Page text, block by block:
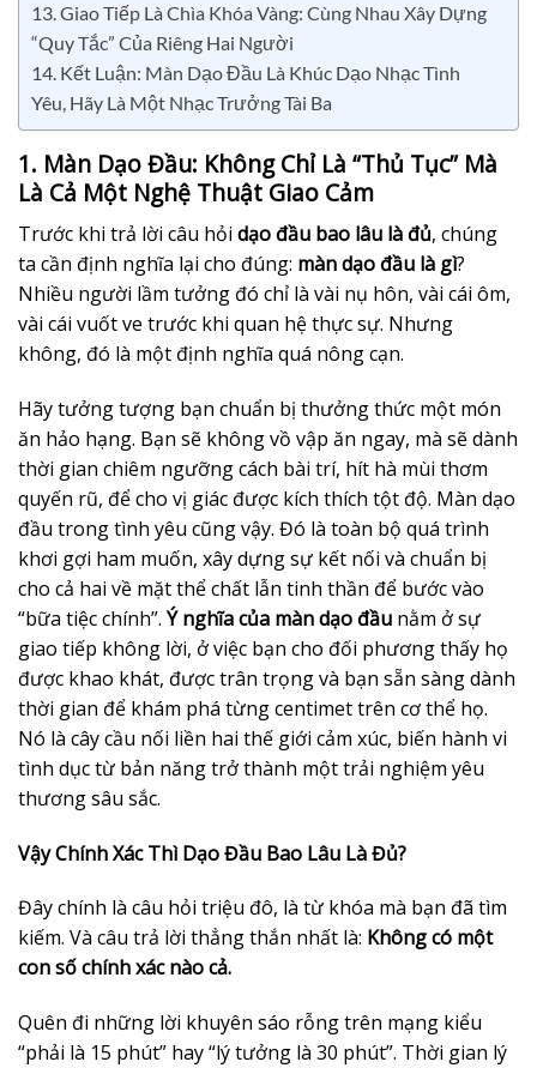
13. Giao Tiếp Là Chìa Khóa Vàng: Cùng Nhau Xây Dựng
“Quy Tắc” Của Riêng Hai Người
14. Kết Luận: Màn Dạo Đầu Là Khúc Dạo Nhạc Tình
Yêu, Hãy Là Một Nhạc Trưởng Tài Ba
1. Màn Dạo Đầu: Không Chỉ Là “Thủ Tục” Mà
Là Cả Một Nghệ Thuật Giao Cảm
Trước khi trả lời câu hỏi dạo đầu bao lâu là đủ, chúng
ta cần định nghĩa lại cho đúng: màn dạo đầu là gì?
Nhiều người lầm tưởng đó chỉ là vài nụ hôn, vài cái ôm,
vài cái vuốt ve trước khi quan hệ thực sự. Nhưng
không, đó là một định nghĩa quá nông cạn.
Hãy tưởng tượng bạn chuẩn bị thưởng thức một món
ăn hảo hạng. Bạn sẽ không vồ vập ăn ngay, mà sẽ dành
thời gian chiêm ngưỡng cách bài trí, hít hà mùi thơm
quyến rũ, để cho vị giác được kích thích tột độ. Màn dạo
đầu trong tình yêu cũng vậy. Đó là toàn bộ quá trình
khơi gợi ham muốn, xây dựng sự kết nối và chuẩn bị
cho cả hai về mặt thể chất lẫn tinh thần để bước vào
“bữa tiệc chính”. Ý nghĩa của màn dạo đầu nằm ở sự
giao tiếp không lời, ở việc bạn cho đối phương thấy họ
được khao khát, được trân trọng và bạn sẵn sàng dành
thời gian để khám phá từng centimet trên cơ thể họ.
Nó là cây cầu nối liền hai thế giới cảm xúc, biến hành vi
tình dục từ bản năng trở thành một trải nghiệm yêu
thương sâu sắc.
Vậy Chính Xác Thì Dạo Đầu Bao Lâu Là Đủ?
Đây chính là câu hỏi triệu đô, là từ khóa mà bạn đã tìm
kiếm. Và câu trả lời thẳng thắn nhất là: Không có một
con số chính xác nào cả.
Quên đi những lời khuyên sáo rỗng trên mạng kiểu
“phải là 15 phút” hay “lý tưởng là 30 phút”. Thời gian lý